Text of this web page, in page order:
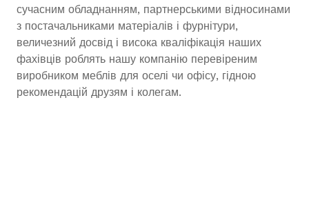
сучасним обладнанням, партнерськими відносинами
з постачальниками матеріалів і фурнітури,
величезний досвід і висока кваліфікація наших
фахівців роблять нашу компанію перевіреним
виробником меблів для оселі чи офісу, гідною
рекомендацій друзям і колегам.